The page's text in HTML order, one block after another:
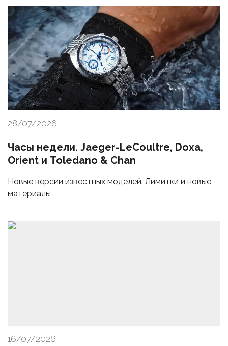
28/07/2026
Часы недели. Jaeger-LeCoultre, Doxa,
Orient и Toledano & Chan
Новые версии известных моделей. Лимитки и новые
материалы
16/07/2026